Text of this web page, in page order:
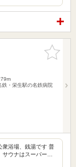
お気に入
りに追加
鉄・栄生駅の名鉄病院
衆浴場、銭湯です 普
サウナはスーパー…